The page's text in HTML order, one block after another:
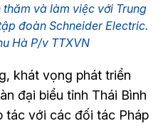
và làm việc với Trung
đoàn Schneider Electric.
Hà P/v TTXVN
khát vọng phát triển
đại biểu tỉnh Thái Bình
tác với các đối tác Pháp